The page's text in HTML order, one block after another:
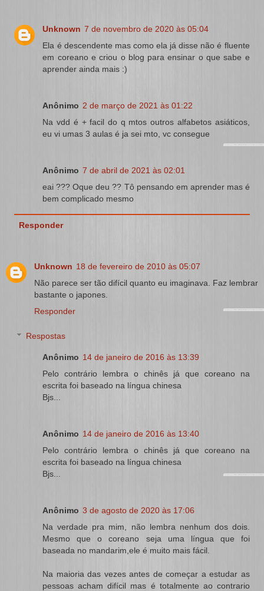
Unknown 7 de novembro de 2020 às 05:04
Ela é descendente mas como ela já disse não é fluente
em coreano e criou o blog para ensinar o que sabe e
aprender ainda mais :)
Anônimo 2 de março de 2021 às 01:22
Na vdd é + facil do q mtos outros alfabetos asiáticos,
eu vi umas 3 aulas é ja sei mto, vc consegue
Anônimo 7 de abril de 2021 às 02:01
eai ??? Oque deu ?? Tô pensando em aprender mas é
bem complicado mesmo
Responder
Unknown 18 de fevereiro de 2010 às 05:07
Não parece ser tão difícil quanto eu imaginava. Faz lembrar
bastante o japones.
Responder
Respostas
Anônimo 14 de janeiro de 2016 às 13:39
Pelo contrário lembra o chinês já que coreano na
escrita foi baseado na língua chinesa
Bjs...
Anônimo 14 de janeiro de 2016 às 13:40
Pelo contrário lembra o chinês já que coreano na
escrita foi baseado na língua chinesa
Bjs...
Anônimo 3 de agosto de 2020 às 17:06
Na verdade pra mim, não lembra nenhum dos dois.
Mesmo que o coreano seja uma língua que foi
baseada no mandarim,ele é muito mais fácil.
Na maioria das vezes antes de começar a estudar as
pessoas acham difícil mas é totalmente ao contrario